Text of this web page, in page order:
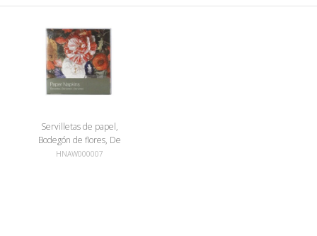
Servilletas de papel,
Bodegón de flores, De
Heem
HNAW000007